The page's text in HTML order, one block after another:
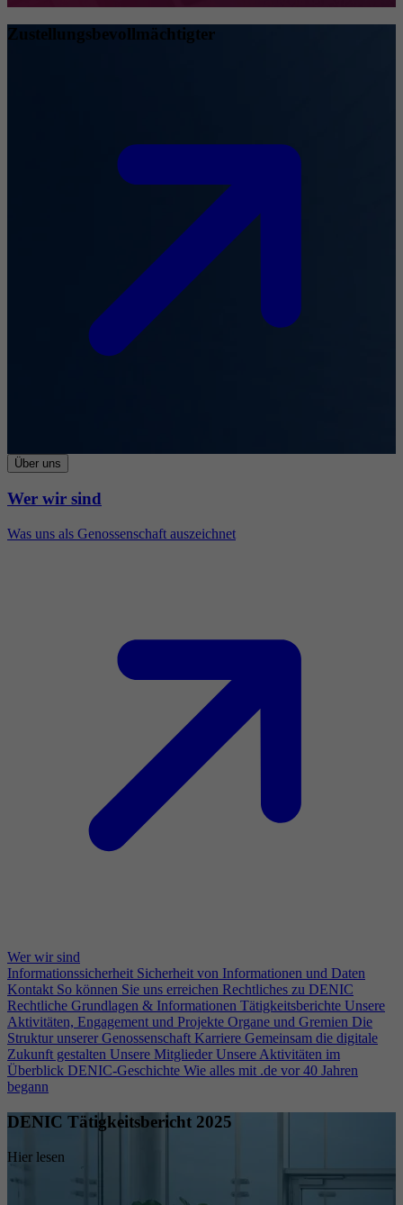
Zustellungsbevollmächtigter
Über uns
Wer wir sind
Was uns als Genossenschaft auszeichnet
Wer wir sind
Informationssicherheit Sicherheit von Informationen und Daten
Kontakt So können Sie uns erreichen Rechtliches zu DENIC
Rechtliche Grundlagen & Informationen Tätigkeitsberichte Unsere
Aktivitäten, Engagement und Projekte Organe und Gremien Die
Struktur unserer Genossenschaft Karriere Gemeinsam die digitale
Zukunft gestalten Unsere Mitglieder Unsere Aktivitäten im
Überblick DENIC-Geschichte Wie alles mit .de vor 40 Jahren
begann
DENIC Tätigkeitsbericht 2025
Hier lesen